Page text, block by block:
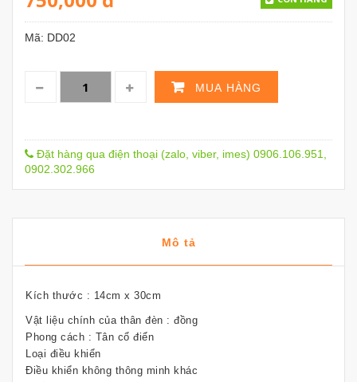
Mã: DD02
MUA HÀNG
Đặt hàng qua điện thoại (zalo, viber, imes) 0906.106.951,
0902.302.966
Mô tả
Kích thước : 14cm x 30cm
Vật liệu chính của thân đèn : đồng
Phong cách : Tân cổ điển
Loại điều khiển
Điều khiển không thông minh khác